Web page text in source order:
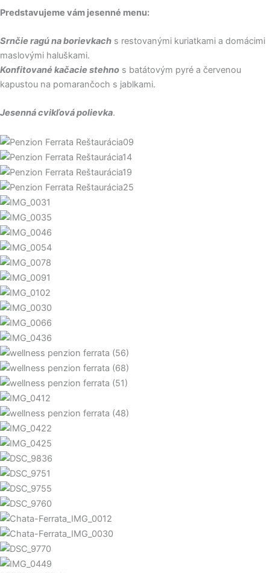
Predstavujeme vám jesenné menu:
Srnčie ragú na borievkach s restovanými kuriatkami a domácimi
maslovými haluškami.
Konfitované kačacie stehno s batátovým pyré a červenou
kapustou na pomarančoch s jablkami.
Jesenná cvikľová polievka.